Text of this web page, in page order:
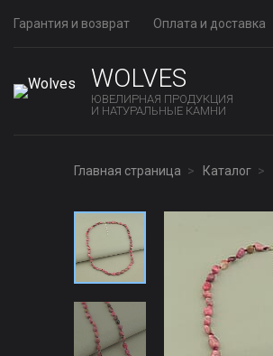
Гарантия и возврат Оплата и доставка
WOLVES
ЮВЕЛИРНАЯ ПРОДУКЦИЯ
И НАТУРАЛЬНЫЕ КАМНИ
Главная страница Каталог